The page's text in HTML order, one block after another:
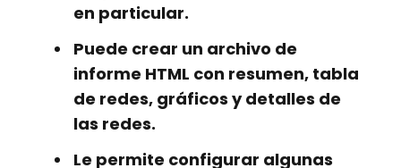
en particular.
Puede crear un archivo de
informe HTML con resumen, tabla
de redes, gráficos y detalles de
las redes.
Le permite configurar algunas